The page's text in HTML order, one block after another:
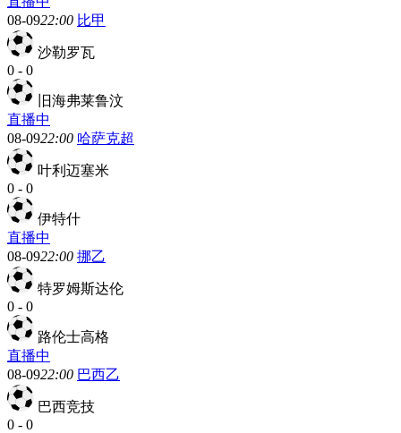
08-0922:00 比甲
沙勒罗瓦
0 - 0
旧海弗莱鲁汶
直播中
08-0922:00 哈萨克超
叶利迈塞米
0 - 0
伊特什
直播中
08-0922:00 挪乙
特罗姆斯达伦
0 - 0
路伦士高格
直播中
08-0922:00 巴西乙
巴西竞技
0 - 0